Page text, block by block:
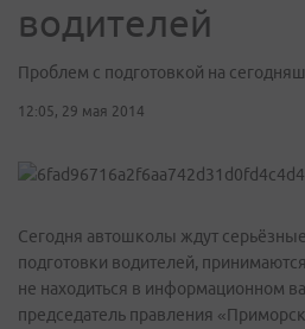
водителей
Проблем с подготовкой на
12:05, 29 мая 2014
Сегодня автошколы ждут
подготовки водителей,
не находиться в информационном
председатель правления